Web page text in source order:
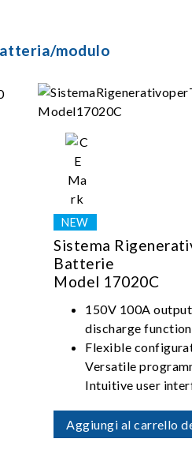
modulo
Sistema
Batterie
Model 17020C
150V 100A
discharge
Flexible
Versatile
Intuitive user
measurement;
charging and
Aggiungi al carrello